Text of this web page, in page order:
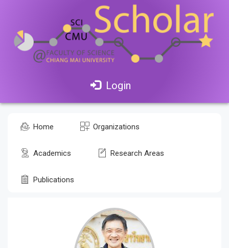
Login
Home Organizations
Academics Research Areas
Publications